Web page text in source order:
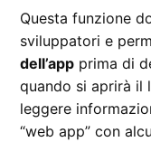
Questa funzione
sviluppatori e
dell’app prima di
quando si aprirà il
leggere
“web app” con